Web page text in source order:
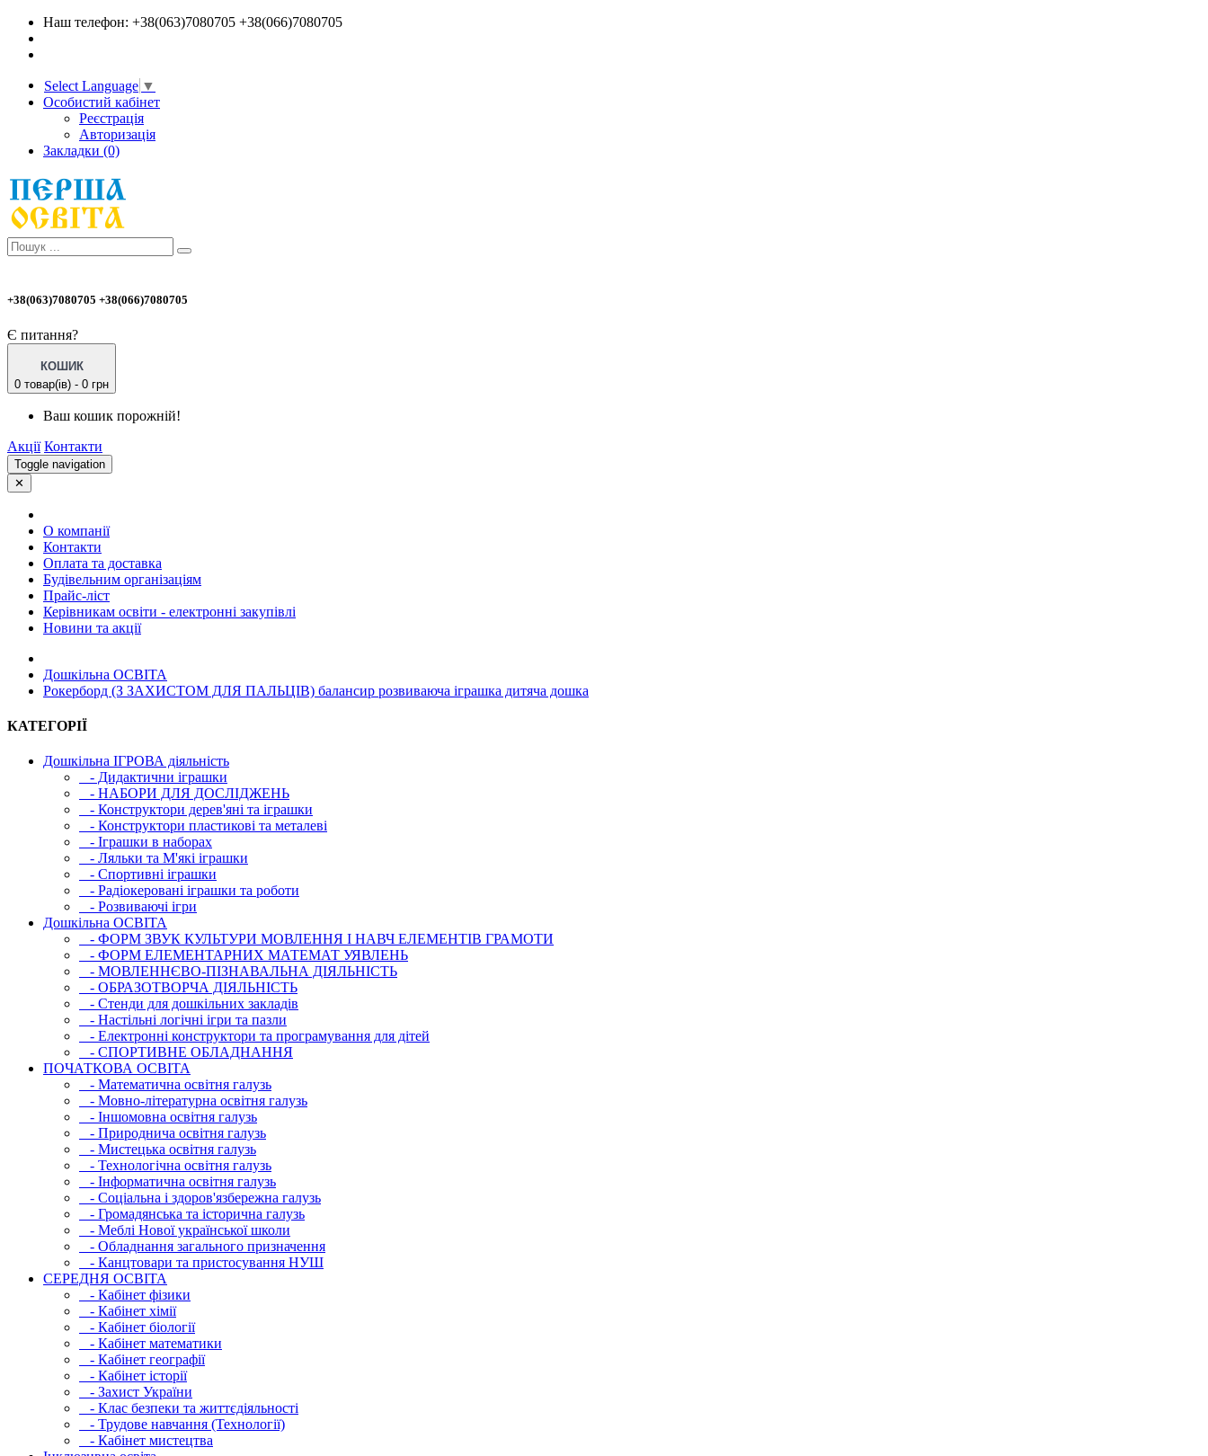
Наш телефон: +38(063)7080705 +38(066)7080705
Select Language ▼
Особистий кабінет
Реєстрація
Авторизація
Закладки (0)
+38(063)7080705 +38(066)7080705
Є питання?
КОШИК
0 товар(ів) - 0 грн
Ваш кошик порожній!
Акції Контакти
Toggle navigation
✕
О компанії
Контакти
Оплата та доставка
Будівельним організаціям
Прайс-ліст
Керівникам освіти - електронні закупівлі
Новини та акції
Дошкільна ОСВIТА
Рокерборд (З ЗАХИСТОМ ДЛЯ ПАЛЬЦІВ) балансир розвиваюча іграшка дитяча дошка
КАТЕГОРІЇ
Дошкільна ІГРОВА діяльність
- Дидактични іграшки
- НАБОРИ ДЛЯ ДОСЛІДЖЕНЬ
- Конструктори дерев'яні та іграшки
- Конструктори пластикові та металеві
- Іграшки в наборах
- Ляльки та М'які іграшки
- Спортивні іграшки
- Радіокеровані іграшки та роботи
- Розвиваючі ігри
Дошкільна ОСВIТА
- ФОРМ ЗВУК КУЛЬТУРИ МОВЛЕННЯ І НАВЧ ЕЛЕМЕНТІВ ГРАМОТИ
- ФОРМ ЕЛЕМЕНТАРНИХ МАТЕМАТ УЯВЛЕНЬ
- МОВЛЕННЄВО-ПІЗНАВАЛЬНА ДІЯЛЬНІСТЬ
- ОБРАЗОТВОРЧА ДІЯЛЬНІСТЬ
- Стенди для дошкільних закладів
- Настільні логічні ігри та пазли
- Електронні конструктори та програмування для дітей
- СПОРТИВНЕ ОБЛАДНАННЯ
ПОЧАТКОВА ОСВIТА
- Математична освітня галузь
- Мовно-літературна освітня галузь
- Iншомовна освітня галузь
- Природнича освітня галузь
- Мистецька освітня галузь
- Технологічна освітня галузь
- Інфopматична освітня галузь
- Соціальна і здоров'язбережна галузь
- Громадянська та історична галузь
- Меблі Нової української школи
- Обладнання загального призначення
- Канцтовари та пристосування НУШ
СЕРЕДНЯ ОСВIТА
- Кабінет фізики
- Кабінет хімії
- Кабінет біології
- Кабінет математики
- Кабінет географії
- Кабінет історії
- Захист України
- Клас безпеки та життєдіяльності
- Трудове навчання (Технології)
- Кабінет мистецтва